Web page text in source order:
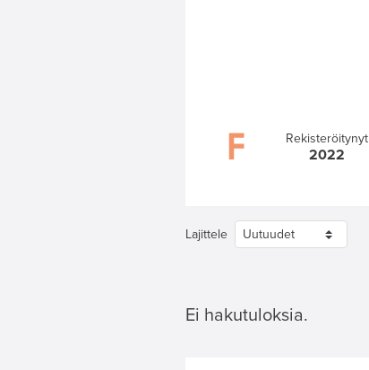
Rekisteröitynyt
2022
Lajittele
Ei hakutuloksia.